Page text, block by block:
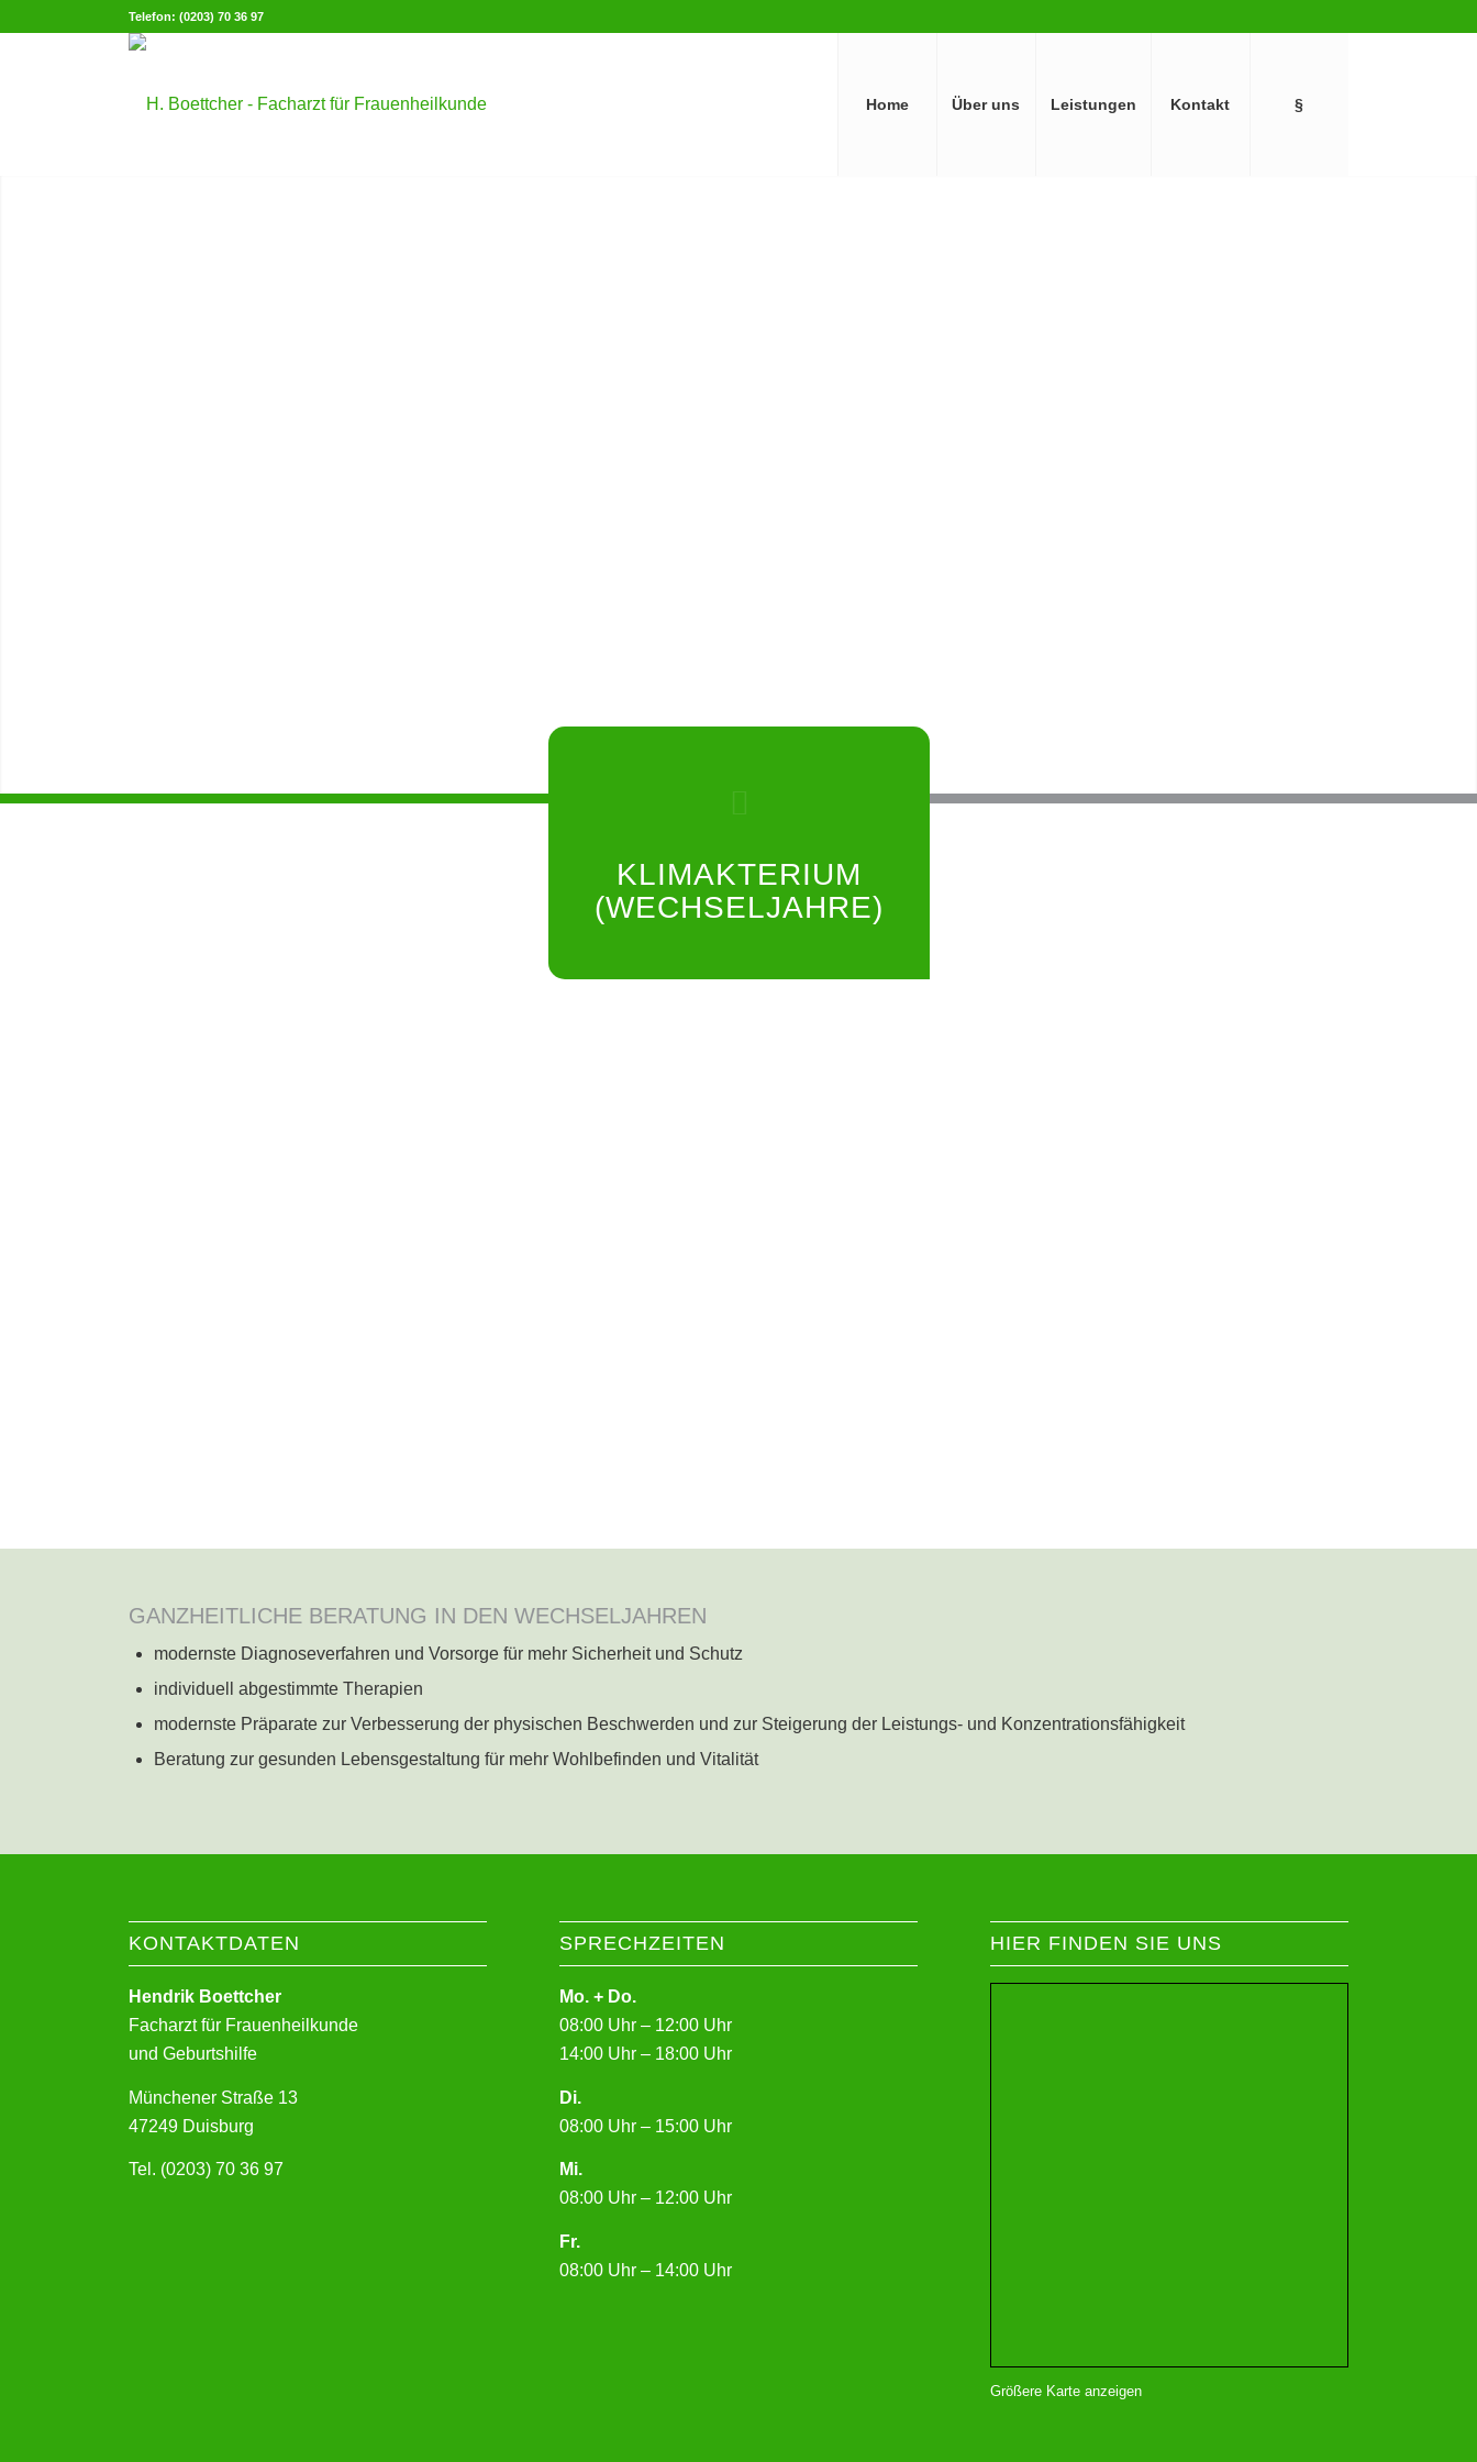
Telefon: (0203) 70 36 97
Home Über uns Leistungen Kontakt §
KLIMAKTERIUM
(WECHSELJAHRE)
GANZHEITLICHE BERATUNG IN DEN WECHSELJAHREN
modernste Diagnoseverfahren und Vorsorge für mehr Sicherheit und Schutz
individuell abgestimmte Therapien
modernste Präparate zur Verbesserung der physischen Beschwerden und zur Steigerung der Leistungs- und Konzentrationsfähigkeit
Beratung zur gesunden Lebensgestaltung für mehr Wohlbefinden und Vitalität
KONTAKTDATEN
Hendrik Boettcher
Facharzt für Frauenheilkunde
und Geburtshilfe
Münchener Straße 13
47249 Duisburg
Tel. (0203) 70 36 97
SPRECHZEITEN
Mo. + Do.
08:00 Uhr – 12:00 Uhr
14:00 Uhr – 18:00 Uhr
Di.
08:00 Uhr – 15:00 Uhr
Mi.
08:00 Uhr – 12:00 Uhr
Fr.
08:00 Uhr – 14:00 Uhr
HIER FINDEN SIE UNS
Größere Karte anzeigen